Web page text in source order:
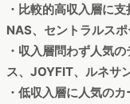
・比較的高収入層に
NAS、セントラルスポ
・収入層問わず人気
ス、JOYFIT、ルネサ
・低収入層に人気のカ